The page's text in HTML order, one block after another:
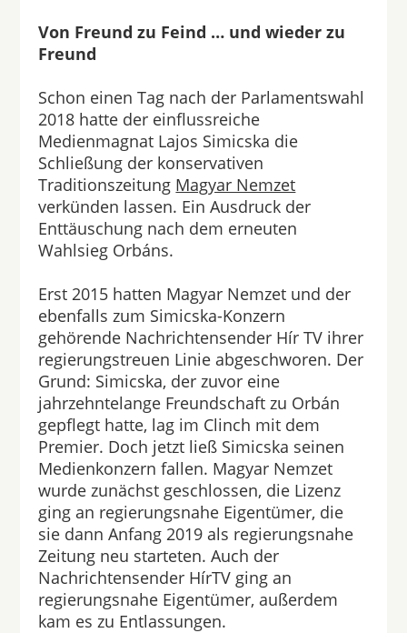
Von Freund zu Feind … und wieder zu
Freund
Schon einen Tag nach der Parlamentswahl
2018 hatte der einflussreiche
Medienmagnat Lajos Simicska die
Schließung der konservativen
Traditionszeitung Magyar Nemzet
verkünden lassen. Ein Ausdruck der
Enttäuschung nach dem erneuten
Wahlsieg Orbáns.
Erst 2015 hatten Magyar Nemzet und der
ebenfalls zum Simicska-Konzern
gehörende Nachrichtensender Hír TV ihrer
regierungstreuen Linie abgeschworen. Der
Grund: Simicska, der zuvor eine
jahrzehntelange Freundschaft zu Orbán
gepflegt hatte, lag im Clinch mit dem
Premier. Doch jetzt ließ Simicska seinen
Medienkonzern fallen. Magyar Nemzet
wurde zunächst geschlossen, die Lizenz
ging an regierungsnahe Eigentümer, die
sie dann Anfang 2019 als regierungsnahe
Zeitung neu starteten. Auch der
Nachrichtensender HírTV ging an
regierungsnahe Eigentümer, außerdem
kam es zu Entlassungen.